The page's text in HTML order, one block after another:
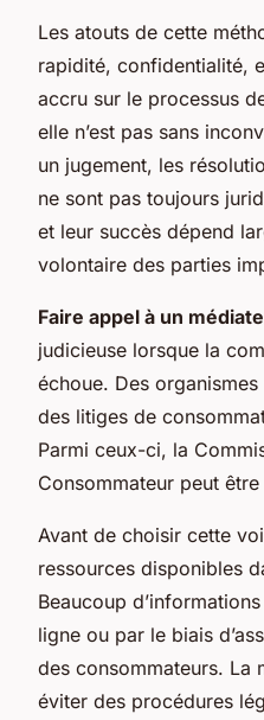
Les atouts de cette
rapidité, confidentialité,
accru sur le processus
elle n’est pas sans
un jugement, les
ne sont pas toujours
et leur succès dépend
volontaire des parties
Faire appel à un
judicieuse lorsque la
échoue. Des
des litiges de
Parmi ceux-ci, la
Consommateur peut
Avant de choisir cette
ressources disponibles
Beaucoup
ligne ou par le biais
des consommateurs. La
éviter des procédures